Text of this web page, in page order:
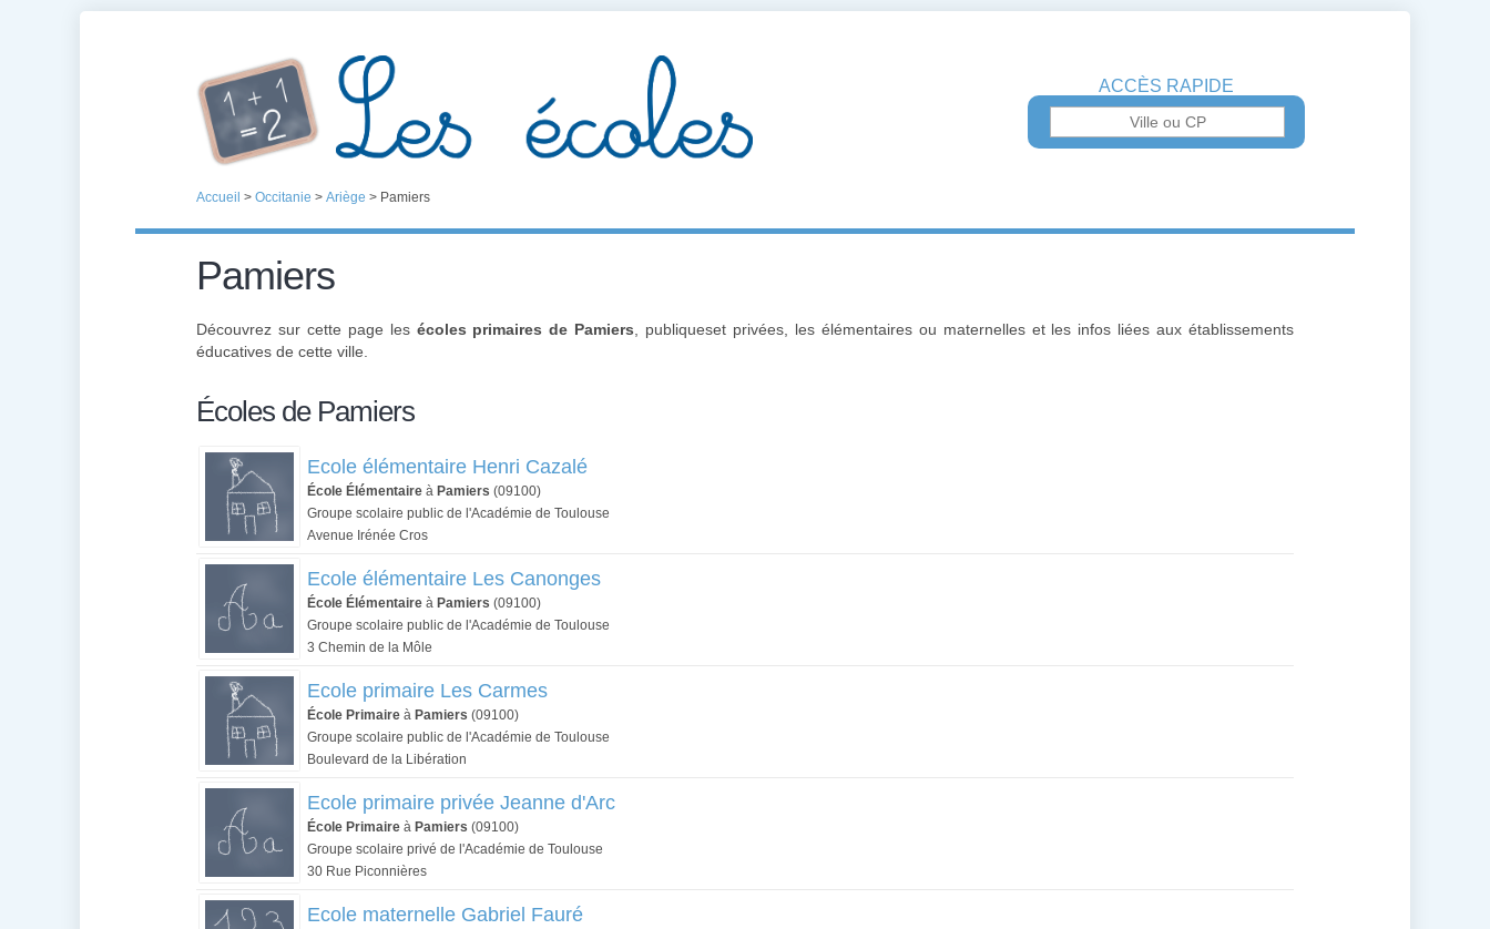
ACCÈS RAPIDE
Accueil > Occitanie > Ariège > Pamiers
Pamiers
Découvrez sur cette page les écoles primaires de Pamiers , publiqueset privées, les élémentaires ou maternelles et les infos liées aux établissements
éducatives de cette ville.
Écoles de Pamiers
Ecole élémentaire Henri Cazalé
École Élémentaire à Pamiers (09100)
Groupe scolaire public de l'Académie de Toulouse
Avenue Irénée Cros
Ecole élémentaire Les Canonges
École Élémentaire à Pamiers (09100)
Groupe scolaire public de l'Académie de Toulouse
3 Chemin de la Môle
Ecole primaire Les Carmes
École Primaire à Pamiers (09100)
Groupe scolaire public de l'Académie de Toulouse
Boulevard de la Libération
Ecole primaire privée Jeanne d'Arc
École Primaire à Pamiers (09100)
Groupe scolaire privé de l'Académie de Toulouse
30 Rue Piconnières
Ecole maternelle Gabriel Fauré